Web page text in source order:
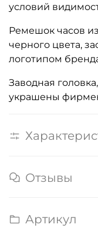
условий
Ремешок часов
черного цвета,
логотипом
Заводная
украшены
Отзывы
Артикул